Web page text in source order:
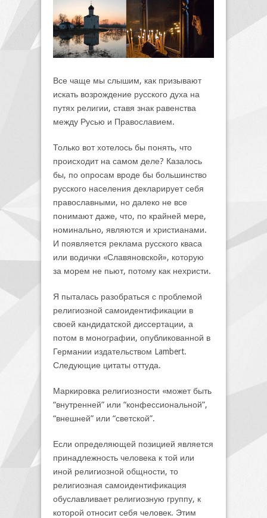
Все чаще мы слышим, как призывают
искать возрождение русского духа на
путях религии, ставя знак равенства
между Русью и Православием.
Только вот хотелось бы понять, что
происходит на самом деле? Казалось
бы, по опросам вроде бы большинство
русского населения декларирует себя
православными, но далеко не все
понимают даже, что, по крайней мере,
номинально, являются и христианами.
И появляется реклама русского кваса
или водички «Славяновской», которую
за морем не пьют, потому как нехристи.
Я пыталась разобраться с проблемой
религиозной самоидентификации в
своей кандидатской диссертации, а
потом в монографии, опубликованной в
Германии издательством Lambert.
Следующие цитаты оттуда.
Маркировка религиозности «может быть
“внутренней” или “конфессиональной”,
“внешней” или “светской”.
Если определяющей позицией является
принадлежность человека к той или
иной религиозной общности, то
религиозная самоидентификация
обуславливает религиозную группу, к
которой относит себя человек. Этим